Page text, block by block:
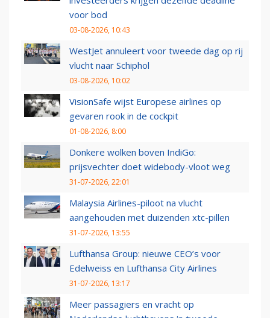
voor bod
03-08-2026, 10:43
WestJet annuleert voor tweede dag op rij
vlucht naar Schiphol
03-08-2026, 10:02
VisionSafe wijst Europese airlines op
gevaren rook in de cockpit
01-08-2026, 8:00
Donkere wolken boven IndiGo:
prijsvechter doet widebody-vloot weg
31-07-2026, 22:01
Malaysia Airlines-piloot na vlucht
aangehouden met duizenden xtc-pillen
31-07-2026, 13:55
Lufthansa Group: nieuwe CEO’s voor
Edelweiss en Lufthansa City Airlines
31-07-2026, 13:17
Meer passagiers en vracht op